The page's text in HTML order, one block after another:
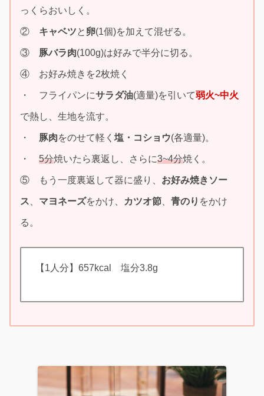
っくらおいしく。
② キャベツと 卵(1個)を加えて混ぜる。
③ 豚バラ肉(100g)は好みで半分に切る。
④ お好み焼きを2枚焼く
・ フライパンにサラダ油(適量)を引いて弱火~中火
で熱し、生地を流す。
・ 豚肉をのせて軽く 塩・コショウ(各適量)。
・ 5分焼いたら裏返し、さらに3~4分焼く。
⑤ もう一度裏返して器に盛り、 お好み焼きソー
ス、 マヨネーズをかけ、 カツオ節、 青のり をかけ
る。
【1人分】657kcal 塩分3.8g